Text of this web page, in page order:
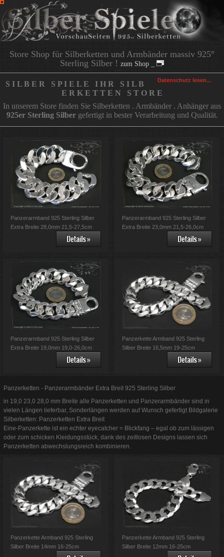
Store Shop für Silberketten und Armbänder massiv 925er
Sterling Silber ! zum Shop _
Datenschutz lesen...
S I L B E R S P I E L E I H R S I L B
E R K E T T E N S T O R E
In unserem Store finden Sie Silberketten . Armbänder . Anhänger aus
925er Sterling Silbergefertigt in bester Verarbeitung und Qualität.
Panzerarmband 925 Sterling Silber
Extra Breite 28,0mm 21,5-27,5cm
Panzerarmband 925 Sterling Silber
Extra Breite 23,0mm 21,5-26,0cm
Panzerarmband 925 Sterling Silber
Extra Breite 19,0mm 19,0-26,0cm
Panzerkette Armband 925 Sterling
Silber Breite 16,5mm 19-25cm
Panzerketten - Panzerarmbänder Extra Breit 925 Sterling Silber
in 19,0 23,0 28,0 mm Breite alle Panzerketten und Panzerarmbänder sind in
vielen Längen lieferbar, Sonderlängen werden auf Wunsch gefertigt Bildgalerie
Silberketten: Panzerketten Extra Breit
Eine-Panzerkette ist ein echter eyecatcher = Blickfang – egal ob zum lässigen
oder zum schicken Kleidungsstück, dank des zeitlosen Designs lassen sich
Panzerketten abwechslungsreich kombinieren.
Panzerkette Armband 925 Sterling
Silber Breite 14mm 16-25cm
Panzerkette Armband 925 Sterling
Silber Breite 12mm 16-25cm